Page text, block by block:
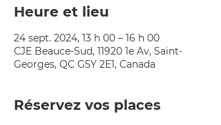
Heure et lieu
24 sept. 2024, 13 h 00 – 16 h 00
CJE Beauce-Sud, 11920 1e Av, Saint-
Georges, QC G5Y 2E1, Canada
Réservez vos places